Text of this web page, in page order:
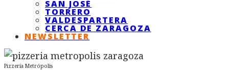
SAN JOSÉ
TORRERO
VALDESPARTERA
CERCA DE ZARAGOZA
NEWSLETTER
Pizzería Metrópolis